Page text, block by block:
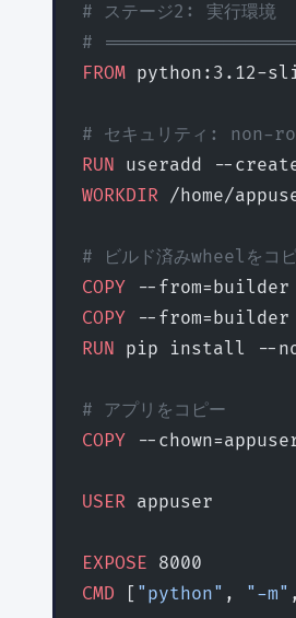
# ステージ2: 実行環境
#
FROM python:3.12-
# セキュリティ: non-
RUN useradd --
WORKDIR /home/
# ビルド済みwheelをコピ
COPY --from=builder
COPY --
RUN pip install --
# アプリをコピー
COPY --
USER appuser
EXPOSE 8000
CMD [ "python" , "-m"